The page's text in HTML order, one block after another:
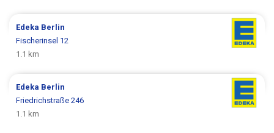
Edeka Berlin
Fischerinsel 12
1.1 km
Edeka Berlin
Friedrichstraße 246
1.1 km